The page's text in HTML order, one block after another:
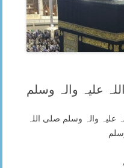
علیہ والہ وسلم صلی اللہ